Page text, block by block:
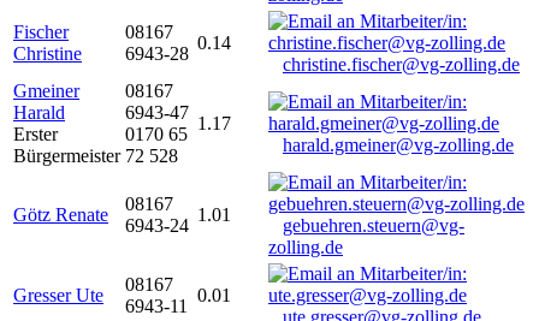
Fischer
Christine
08167
6943-28
0.14
christine.fischer@vg-zolling.de
Gmeiner
Harald
Erster
Bürgermeister
08167
6943-47
0170 65
72 528
1.17
harald.gmeiner@vg-zolling.de
Götz Renate
08167
6943-24
1.01
gebuehren.steuern@vg-
zolling.de
Gresser Ute
08167
6943-11
0.01